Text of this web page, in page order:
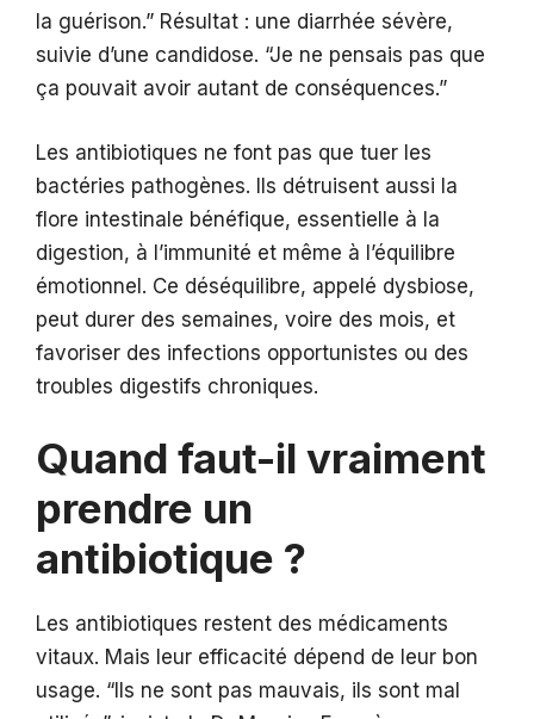
la guérison.” Résultat : une diarrhée sévère,
suivie d’une candidose. “Je ne pensais pas que
ça pouvait avoir autant de conséquences.”
Les antibiotiques ne font pas que tuer les
bactéries pathogènes. Ils détruisent aussi la
flore intestinale bénéfique, essentielle à la
digestion, à l’immunité et même à l’équilibre
émotionnel. Ce déséquilibre, appelé dysbiose,
peut durer des semaines, voire des mois, et
favoriser des infections opportunistes ou des
troubles digestifs chroniques.
Quand faut-il vraiment
prendre un
antibiotique ?
Les antibiotiques restent des médicaments
vitaux. Mais leur efficacité dépend de leur bon
usage. “Ils ne sont pas mauvais, ils sont mal